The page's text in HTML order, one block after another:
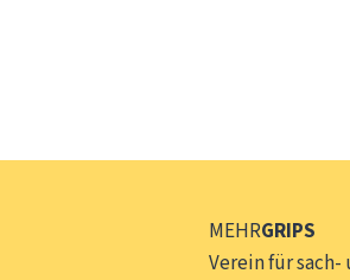
MEHRGRIPS
Verein für